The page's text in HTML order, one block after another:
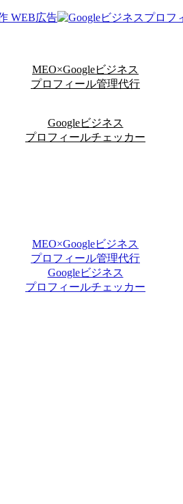
MEO×Googleビジネス
プロフィール管理代行
Googleビジネス
プロフィールチェッカー
MEO×Googleビジネス
プロフィール管理代行
Googleビジネス
プロフィールチェッカー